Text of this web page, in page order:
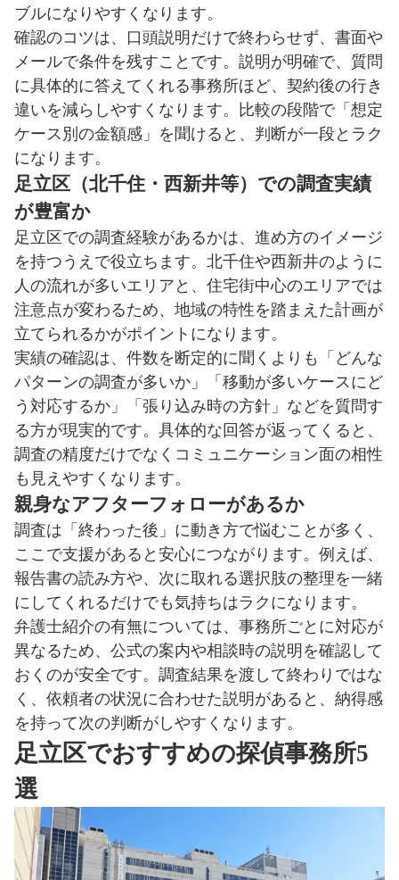
ブルになりやすくなります。
確認のコツは、口頭説明だけで終わらせず、書面や
メールで条件を残すことです。説明が明確で、質問
に具体的に答えてくれる事務所ほど、契約後の行き
違いを減らしやすくなります。比較の段階で「想定
ケース別の金額感」を聞けると、判断が一段とラク
になります。
足立区（北千住・西新井等）での調査実績
が豊富か
足立区での調査経験があるかは、進め方のイメージ
を持つうえで役立ちます。北千住や西新井のように
人の流れが多いエリアと、住宅街中心のエリアでは
注意点が変わるため、地域の特性を踏まえた計画が
立てられるかがポイントになります。
実績の確認は、件数を断定的に聞くよりも「どんな
パターンの調査が多いか」「移動が多いケースにど
う対応するか」「張り込み時の方針」などを質問す
る方が現実的です。具体的な回答が返ってくると、
調査の精度だけでなくコミュニケーション面の相性
も見えやすくなります。
親身なアフターフォローがあるか
調査は「終わった後」に動き方で悩むことが多く、
ここで支援があると安心につながります。例えば、
報告書の読み方や、次に取れる選択肢の整理を一緒
にしてくれるだけでも気持ちはラクになります。
弁護士紹介の有無については、事務所ごとに対応が
異なるため、公式の案内や相談時の説明を確認して
おくのが安全です。調査結果を渡して終わりではな
く、依頼者の状況に合わせた説明があると、納得感
を持って次の判断がしやすくなります。
足立区でおすすめの探偵事務所5
選